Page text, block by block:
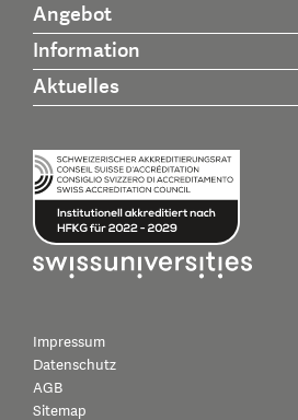
Angebot
Information
Aktuelles
Impressum
Datenschutz
AGB
Sitemap